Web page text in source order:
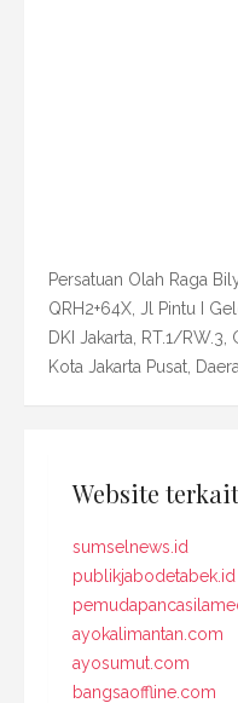
Persatuan Olah Raga
QRH2+64X, Jl Pintu I
DKI Jakarta, RT.1/
Kota Jakarta Pusat,
Website terkait
sumselnews.id
publikjabodetabek.id
ayokalimantan.com
ayosumut.com
bangsaoffline.com